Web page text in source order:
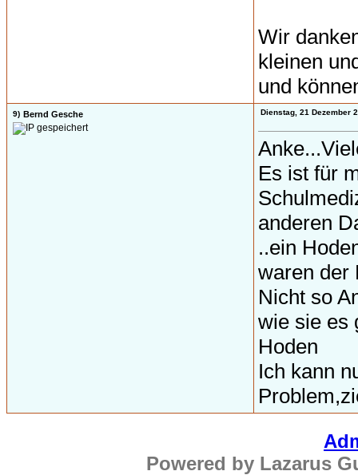
Wir
kleinen
und
9) Bernd Gesche Dienstag, 21 Dezember
Es ist für
anderen
..ein
waren der
Nicht so
wie sie es
Hoden
Ich kann
Powered by Lazarus